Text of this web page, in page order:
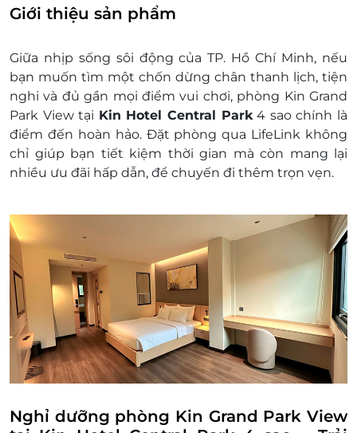
khoản phụ thu (nếu có) trước khi đặt phòng
và thanh toán
nhưng chưa liên hệ với LifeLink, chúng tôi
hoàn toàn không chịu trách nhiệm
Dịch vụ bao gồm:
Hạng phòng: Kin Grand Park View
Bao gồm: Double bed
Hướng nhìn: Công viên
Diện tích phòng: 30m2
đủ các trang thiết bị hiện đại
Tiện ích khác:
Nước uống chào đón
Ăn sáng cho số khách tiêu chuẩn/phòng
Miễn phí nước suối, trà và cà phê hằng
ngày
Truy cập Internet Wi-fi miễn phí trong
phòng và khu vực công cộng
Giá trên đã bao gồm phí phục vụ và thuế
Dịch vụ không bao gồm: Chi phí cá nhân và các
chi phí phát sinh khác
Giới thiệu sản phẩm
Giữa nhịp sống sôi động của TP. Hồ Chí Minh, nếu
bạn muốn tìm một chốn dừng chân thanh lịch, tiện
nghi và đủ gần mọi điểm vui chơi, phòng Kin Grand
Park View tại Kin Hotel Central Park4 sao chính là
điểm đến hoàn hảo. Đặt phòng qua LifeLink không
chỉ giúp bạn tiết kiệm thời gian mà còn mang lại
nhiều ưu đãi hấp dẫn, để chuyến đi thêm trọn vẹn.
Nghỉ dưỡng phòng Kin Grand Park View